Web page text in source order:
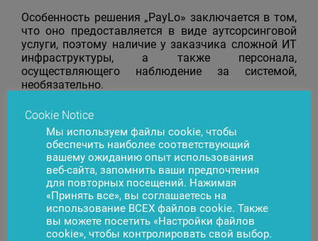
Особенность решения „PayLo» заключается в том,
что оно предоставляется в виде аутсорсинговой
услуги, поэтому наличие у заказчика сложной ИТ
инфраструктуры, а также персонала,
осуществляющего наблюдение за системой,
необязательно.
Для получения более подробной информации о
решении PayLo посетите сайт www.paylo.eu или
обращайтесь по эл. почте sales@bs2.lt .
Появились вопросы? Свяжитесь с нами
Cookie Notice
Мы используем файлы cookie, чтобы
обеспечить наиболее соответствующий
вашему ожиданию опыт использования
веб-сайта, запомнить ваши предпочтения
для повторных посещений. Нажимая
«Принять все», вы соглашаетесь на
использование ВСЕХ файлов cookie. Также
вы можете посетить «Настройки файлов
cookie», чтобы контролировать свой выбор.